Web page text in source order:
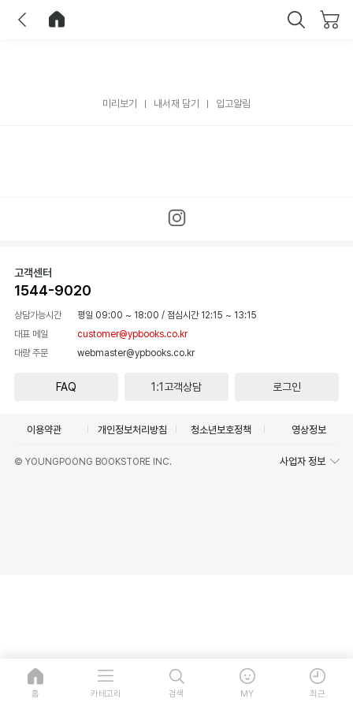
미리보기 내서재 담기 입고알림
고객센터
1544-9020
상담가능시간 평일 09:00 ~ 18:00 / 점심시간 12:15 ~ 13:15
대표 메일
customer@ypbooks.co.kr
대량 주문
webmaster@ypbooks.co.kr
FAQ 1:1고객상담 로그인
이용약관 개인정보처리방침 청소년보호정책 영상정보
© YOUNGPOONG BOOKSTORE INC. 사업자 정보
홈 카테고리 검색 MY 최근